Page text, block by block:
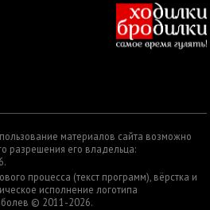
материалов сайта возможно
разрешения его владельца:
процесса (текст программ), вёрстка и
исполнение логотипа
© 2011-2026.